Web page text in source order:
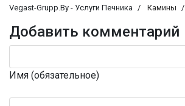
Vegast-Grupp.By - Услуги Печника Камины
Добавить комментарий
Имя (обязательное)